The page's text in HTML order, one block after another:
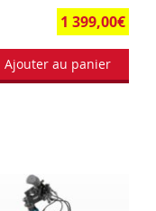
1 399,00€
Ajouter au panier